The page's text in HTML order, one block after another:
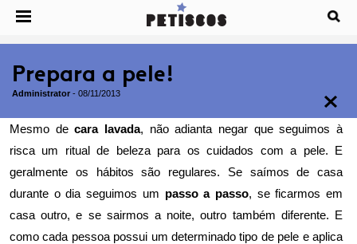
Prepara a pele!
Administrator - 08/11/2013
Mesmo decara lavada, não adianta negar que seguimos à
risca um ritual de beleza para os cuidados com a pele. E
geralmente os hábitos são regulares. Se saímos de casa
durante o dia seguimos um passo a passo, se ficarmos em
casa outro, e se sairmos a noite, outro também diferente. E
como cada pessoa possui um determinado tipo de pele e aplica